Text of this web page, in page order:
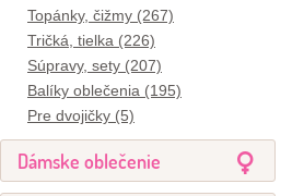
Topánky, čižmy (267)
Tričká, tielka (226)
Súpravy, sety (207)
Balíky oblečenia (195)
Pre dvojičky (5)
Dámske oblečenie